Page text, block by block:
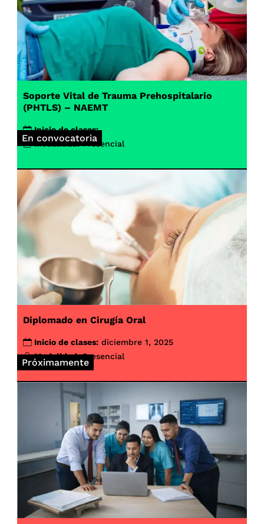
En convocatoria
Soporte Vital de Trauma Prehospitalario
(PHTLS) – NAEMT
Inicio de clases:
Modalidad: Presencial
Próximamente
Diplomado en Cirugía Oral
Inicio de clases: diciembre 1, 2025
Modalidad: Presencial